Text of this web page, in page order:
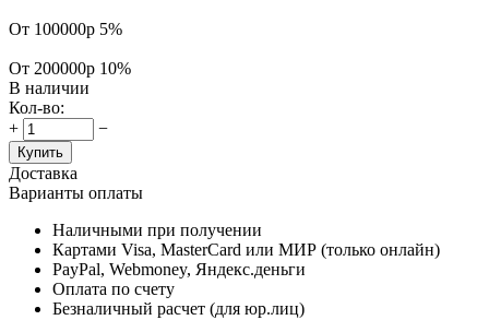
От 100000р 5%
От 200000р 10%
В наличии
Кол-во:
+
−
Купить
Доставка
Варианты оплаты
Наличными при получении
Картами Visa, MasterCard или МИР (только онлайн)
PayPal, Webmoney, Яндекс.деньги
Оплата по счету
Безналичный расчет (для юр.лиц)